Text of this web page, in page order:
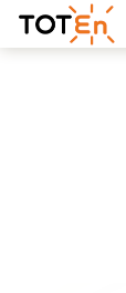
Accueil